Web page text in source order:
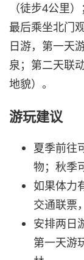
（徒步4公里
最后乘坐北门
日游，第一天
泉；第二天联
地貌）。
游玩建议
夏季前往
物；秋季
如果体力
交通联票
安排两日
第一天游